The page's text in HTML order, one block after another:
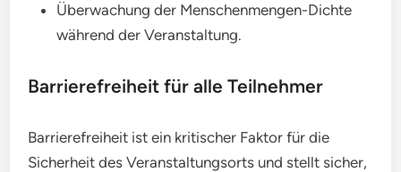
Überwachung der Menschenmengen-Dichte
während der Veranstaltung.
Barrierefreiheit für alle Teilnehmer
Barrierefreiheit ist ein kritischer Faktor für die
Sicherheit des Veranstaltungsorts und stellt sicher,